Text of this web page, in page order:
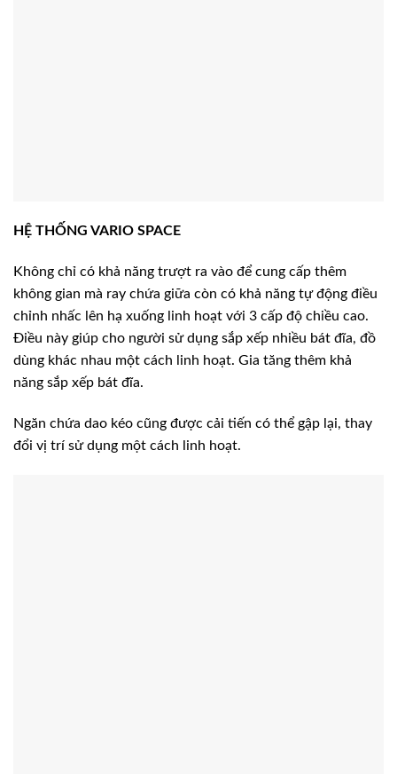
HỆ THỐNG VARIO SPACE
Không chỉ có khả năng trượt ra vào để cung cấp thêm
không gian mà ray chứa giữa còn có khả năng tự động điều
chỉnh nhấc lên hạ xuống linh hoạt với 3 cấp độ chiều cao.
Điều này giúp cho người sử dụng sắp xếp nhiều bát đĩa, đồ
dùng khác nhau một cách linh hoạt. Gia tăng thêm khả
năng sắp xếp bát đĩa.
Ngăn chứa dao kéo cũng được cải tiến có thể gập lại, thay
đổi vị trí sử dụng một cách linh hoạt.